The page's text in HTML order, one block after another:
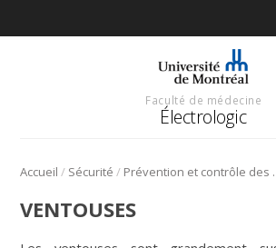
Faculté de médecine
Électrologic
Accueil / Sécurité /
VENTOUSES